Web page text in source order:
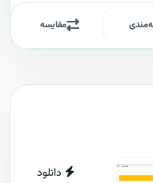
مقایسه
دانلود